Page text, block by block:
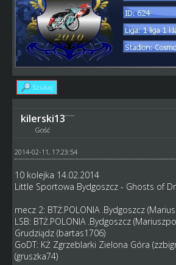
Szukaj
kilerski13
Gość
2014-02-11, 17:23:54
10 kolejka 14.02.2014
Little Sportowa Bydgoszcz - Ghosts of
mecz 2: BTŻ.POLONIA .Bydgoszcz
LSB: BTŻ.POLONIA .Bydgoszcz
Grudziądz (bartas1706)
GoDT: KŻ Zgrzeblarki Zielona Góra
(gruszka74)